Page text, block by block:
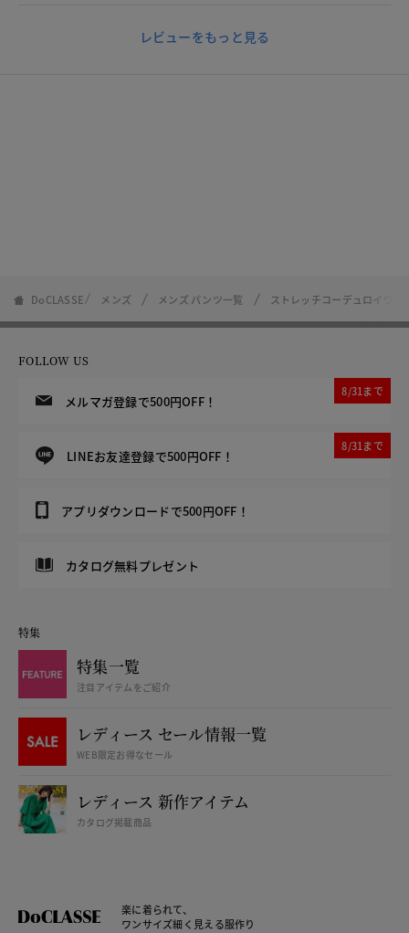
レビューをもっと見る
DoCLASSE メンズ メンズ パンツ一覧 ストレッチコーデュロイワン
FOLLOW US
メルマガ登録で500円OFF！
8/31まで
LINEお友達登録で500円OFF！
8/31まで
アプリダウンロードで500円OFF！
カタログ無料プレゼント
特集
特集一覧
注目アイテムをご紹介
レディース セール情報一覧
WEB限定お得なセール
レディース 新作アイテム
カタログ掲載商品
楽に着られて、
ワンサイズ細く見える服作り